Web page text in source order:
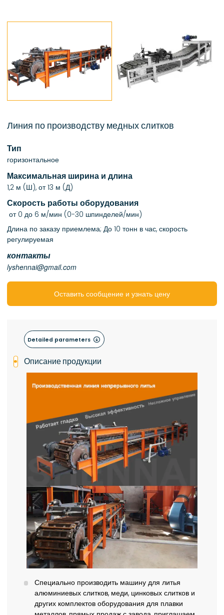
Линия по производству медных слитков
Тип
горизонтальное
Максимальная ширина и длина
1,2 м (Ш), от 13 м (Д)
Скорость работы оборудования
от 0 до 6 м/мин (0-30 шпинделей/мин)
Длина по заказу приемлема; До 10 тонн в час, скорость
регулируемая
контакты
lyshennai@gmail.com
Оставить сообщение и узнать цену
Detailed parameters 
Описание продукции
Специально производить машину для литья
алюминиевых слитков, меди, цинковых слитков и
других комплектов оборудования для плавки